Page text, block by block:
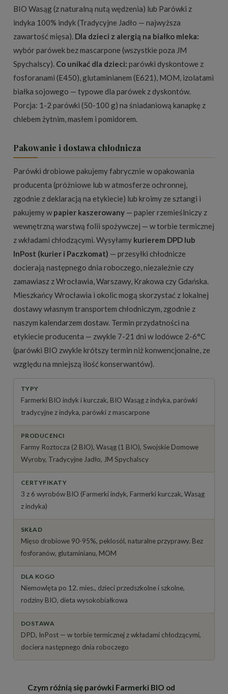
BIO Wasąg (z naturalną nutą wędzenia) lub Parówki z
indyka 100% indyk (Tradycyjne Jadło — najwyższa
zawartość mięsa). Dla dzieci z alergią na białko mleka:
wybór parówek bez mascarpone (wszystkie poza JM
Spychalscy). Co unikać dla dzieci: parówki dyskontowe z
fosforanami (E450), glutaminianem (E621), MOM, izolatami
białka sojowego — typowe dla parówek z dyskontów.
Porcja: 1-2 parówki (50-100 g) na śniadaniową kanapkę z
chlebem żytnim, masłem i pomidorem.
Pakowanie i dostawa chłodnicza
Parówki drobiowe pakujemy fabrycznie w opakowania
producenta (próżniowe lub w atmosferze ochronnej,
zgodnie z deklaracją na etykiecie) lub kroimy ze sztangi i
pakujemy wpapier kaszerowany — papier rzemieślniczy z
wewnętrzną warstwą folii spożywczej — w torbie termicznej
z wkładami chłodzącymi. Wysyłamy kurierem DPD lub
InPost (kurier i Paczkomat) — przesyłki chłodnicze
docierają następnego dnia roboczego, niezależnie czy
zamawiasz z Wrocławia, Warszawy, Krakowa czy Gdańska.
Mieszkańcy Wrocławia i okolic mogą skorzystać z lokalnej
dostawy własnym transportem chłodniczym, zgodnie z
naszym kalendarzem dostaw. Termin przydatności na
etykiecie producenta — zwykle 7-21 dni w lodówce 2-6°C
(parówki BIO zwykle krótszy termin niż konwencjonalne, ze
względu na mniejszą ilość konserwantów).
TYPY
Farmerki BIO indyk i kurczak, BIO Wasąg z indyka, parówki
tradycyjne z indyka, parówki z mascarpone
PRODUCENCI
Farmy Roztocza (2 BIO), Wasąg (1 BIO), Swojskie Domowe
Wyroby, Tradycyjne Jadło, JM Spychalscy
CERTYFIKATY
3 z 6 wyrobów BIO (Farmerki indyk, Farmerki kurczak, Wasąg
z indyka)
SKŁAD
Mięso drobiowe 90-95%, peklosól, naturalne przyprawy. Bez
fosforanów, glutaminianu, MOM
DLA KOGO
Niemowlęta po 12. mies., dzieci przedszkolne i szkolne,
rodziny BIO, dieta wysokobiałkowa
DOSTAWA
DPD, InPost — w torbie termicznej z wkładami chłodzącymi,
dociera następnego dnia roboczego
Czym różnią się parówki Farmerki BIO od